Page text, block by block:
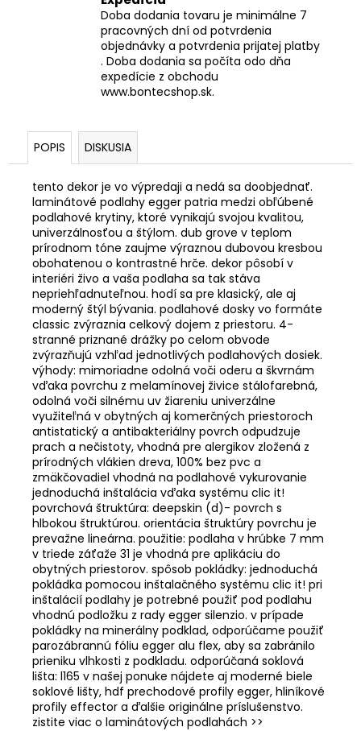
Doba dodania tovaru je minimálne 7
pracovných dní od potvrdenia
objednávky a potvrdenia prijatej platby
. Doba dodania sa počíta odo dňa
expedície z obchodu
www.bontecshop.sk.
POPIS DISKUSIA
tento dekor je vo výpredaji a nedá sa doobjednať.
laminátové podlahy egger patria medzi obľúbené
podlahové krytiny, ktoré vynikajú svojou kvalitou,
univerzálnosťou a štýlom. dub grove v teplom
prírodnom tóne zaujme výraznou dubovou kresbou
obohatenou o kontrastné hrče. dekor pôsobí v
interiéri živo a vaša podlaha sa tak stáva
nepriehľadnuteľnou. hodí sa pre klasický, ale aj
moderný štýl bývania. podlahové dosky vo formáte
classic zvýraznia celkový dojem z priestoru. 4-
stranné priznané drážky po celom obvode
zvýrazňujú vzhľad jednotlivých podlahových dosiek.
výhody: mimoriadne odolná voči oderu a škvrnám
vďaka povrchu z melamínovej živice stálofarebná,
odolná voči silnému uv žiareniu univerzálne
využiteľná v obytných aj komerčných priestoroch
antistatický a antibakteriálny povrch odpudzuje
prach a nečistoty, vhodná pre alergikov zložená z
prírodných vlákien dreva, 100% bez pvc a
zmäkčovadiel vhodná na podlahové vykurovanie
jednoduchá inštalácia vďaka systému clic it!
povrchová štruktúra: deepskin (d)- povrch s
hlbokou štruktúrou. orientácia štruktúry povrchu je
prevažne lineárna. použitie: podlaha v hrúbke 7 mm
v triede záťaže 31 je vhodná pre aplikáciu do
obytných priestorov. spôsob pokládky: jednoduchá
pokládka pomocou inštalačného systému clic it! pri
inštalácií podlahy je potrebné použiť pod podlahu
vhodnú podložku z rady egger silenzio. v prípade
pokládky na minerálny podklad, odporúčame použiť
parozábrannú fóliu egger alu flex, aby sa zabránilo
prieniku vlhkosti z podkladu. odporúčaná soklová
lišta: l165 v našej ponuke nájdete aj moderné biele
soklové lišty, hdf prechodové profily egger, hliníkové
profily effector a ďalšie originálne príslušenstvo.
zistite viac o laminátových podlahách >>